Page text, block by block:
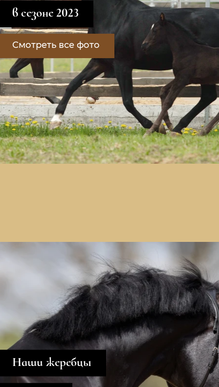
в сезоне 2023
Смотреть все фото
Наши жеребцы